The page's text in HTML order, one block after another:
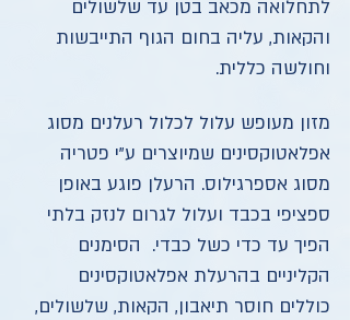
לתחלואה מכאב בטן עד שלשולים
והקאות, עליה בחום הגוף התייבשות
וחולשה כללית.
מזון מעופש עלול לכלול רעלנים מסוג
אפלאטוקסינים שמיוצרים ע"י פטריה
מסוג אספרגילוס. הרעלן פוגע באופן
ספציפי בכבד ועלול לגרום לנזק בלתי
הפיך עד כדי כשל כבדי. הסימנים
הקליניים בהרעלת אפלאטוקסינים
כוללים חוסר תיאבון, הקאות, שלשולים,